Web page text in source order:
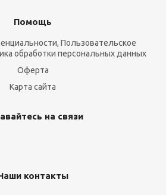
Помощь
Пользовательское
обработки персональных данных
Оферта
Карта сайта
на связи
контакты